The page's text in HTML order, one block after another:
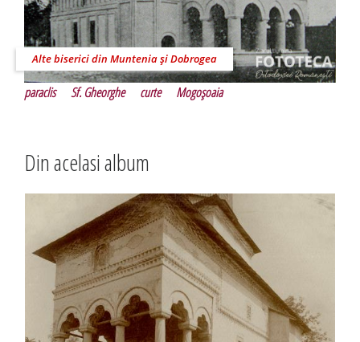
Alte biserici din Muntenia şi Dobrogea
paraclis Sf. Gheorghe curte Mogoşoaia
Din acelasi album